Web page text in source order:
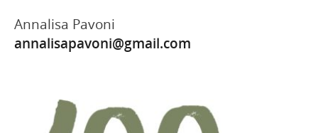
Annalisa Pavoni
annalisapavoni@gmail.com